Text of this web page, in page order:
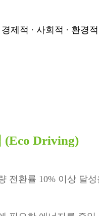
경제적 ∙ 사회적 ∙ 환경
(Eco Driving)
전환률 10% 이상 달